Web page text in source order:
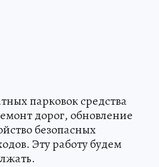
парковок средства
дорог, обновление
безопасных
Эту работу будем